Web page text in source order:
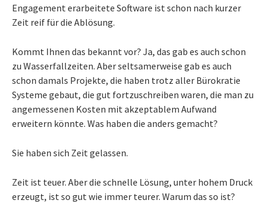
Engagement erarbeitete Software ist schon nach kurzer
Zeit reif für die Ablösung.
Kommt Ihnen das bekannt vor? Ja, das gab es auch schon
zu Wasserfallzeiten. Aber seltsamerweise gab es auch
schon damals Projekte, die haben trotz aller Bürokratie
Systeme gebaut, die gut fortzuschreiben waren, die man zu
angemessenen Kosten mit akzeptablem Aufwand
erweitern könnte. Was haben die anders gemacht?
Sie haben sich Zeit gelassen.
Zeit ist teuer. Aber die schnelle Lösung, unter hohem Druck
erzeugt, ist so gut wie immer teurer. Warum das so ist?